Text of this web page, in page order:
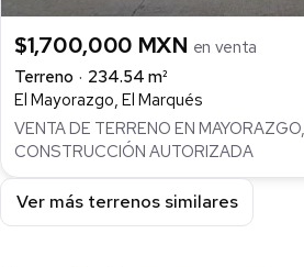
$1,700,000 MXN en venta
Terreno
234.54 m²
El Mayorazgo, El Marqués
VENTA DE TERRENO EN
CONSTRUCCIÓN AUTORIZADA
Ver más terrenos similares